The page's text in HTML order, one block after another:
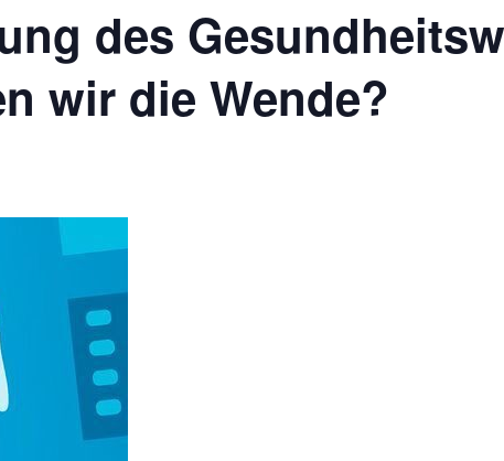
des
wir die Wende?